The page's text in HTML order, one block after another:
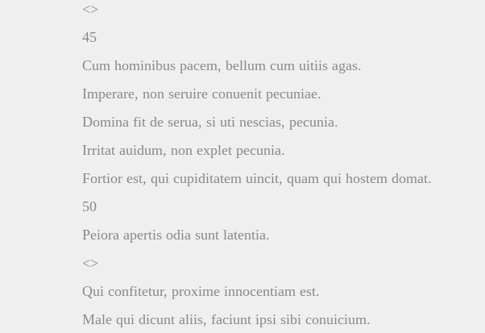
<>
45
Cum hominibus pacem, bellum cum uitiis agas.
Imperare, non seruire conuenit pecuniae.
Domina fit de serua, si uti nescias, pecunia.
Irritat auidum, non explet pecunia.
Fortior est, qui cupiditatem uincit, quam qui hostem domat.
50
Peiora apertis odia sunt latentia.
<>
Qui confitetur, proxime innocentiam est.
Male qui dicunt aliis, faciunt ipsi sibi conuicium.